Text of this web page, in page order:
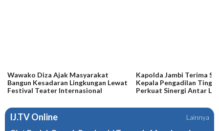
Wawako Diza Ajak Masyarakat
Bangun Kesadaran Lingkungan Lewat
Festival Teater Internasional
Kapolda Jambi Terima
Kepala Pengadilan Tinggi
Perkuat Sinergi Antar
IJ.TV Online Lainnya